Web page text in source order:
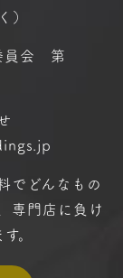
）
員会 第
で どんなもの
専門店に 負け
。